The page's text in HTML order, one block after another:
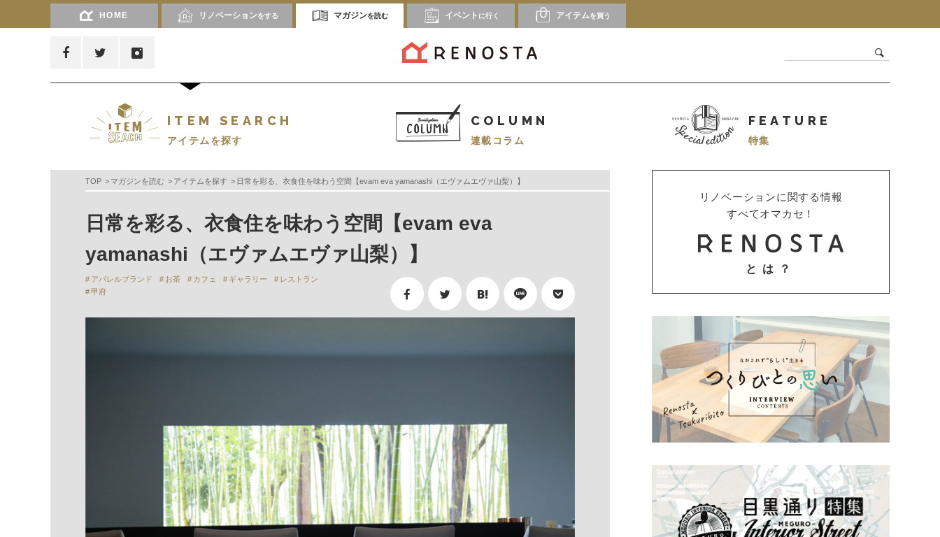
HOME リノベーションをする マガジンを読む イベント に行く アイテムを買う
ITEM SEARCH
アイテムを探す
COLUMN
連載コラム
FEATURE
特集
TOP マガジンを読む アイテムを探す 日常を彩る、衣食住を味わう空間【evam eva yamanashi（エヴァムエヴァ山梨）】
日常を彩る、衣食住を味わう空間【evam eva
yamanashi（エヴァムエヴァ山梨）】
アパレルブランド お茶 カフェ ギャラリー
レストラン
甲府
リノベーションに関する情報
すべてオマカセ！
とは？